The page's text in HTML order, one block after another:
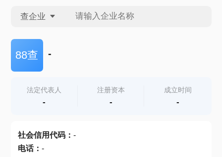
查企业
查企业
查产地
88查 -
法定代表人
-
注册资本
-
成立时间
-
社会信用代码： -
电话： -